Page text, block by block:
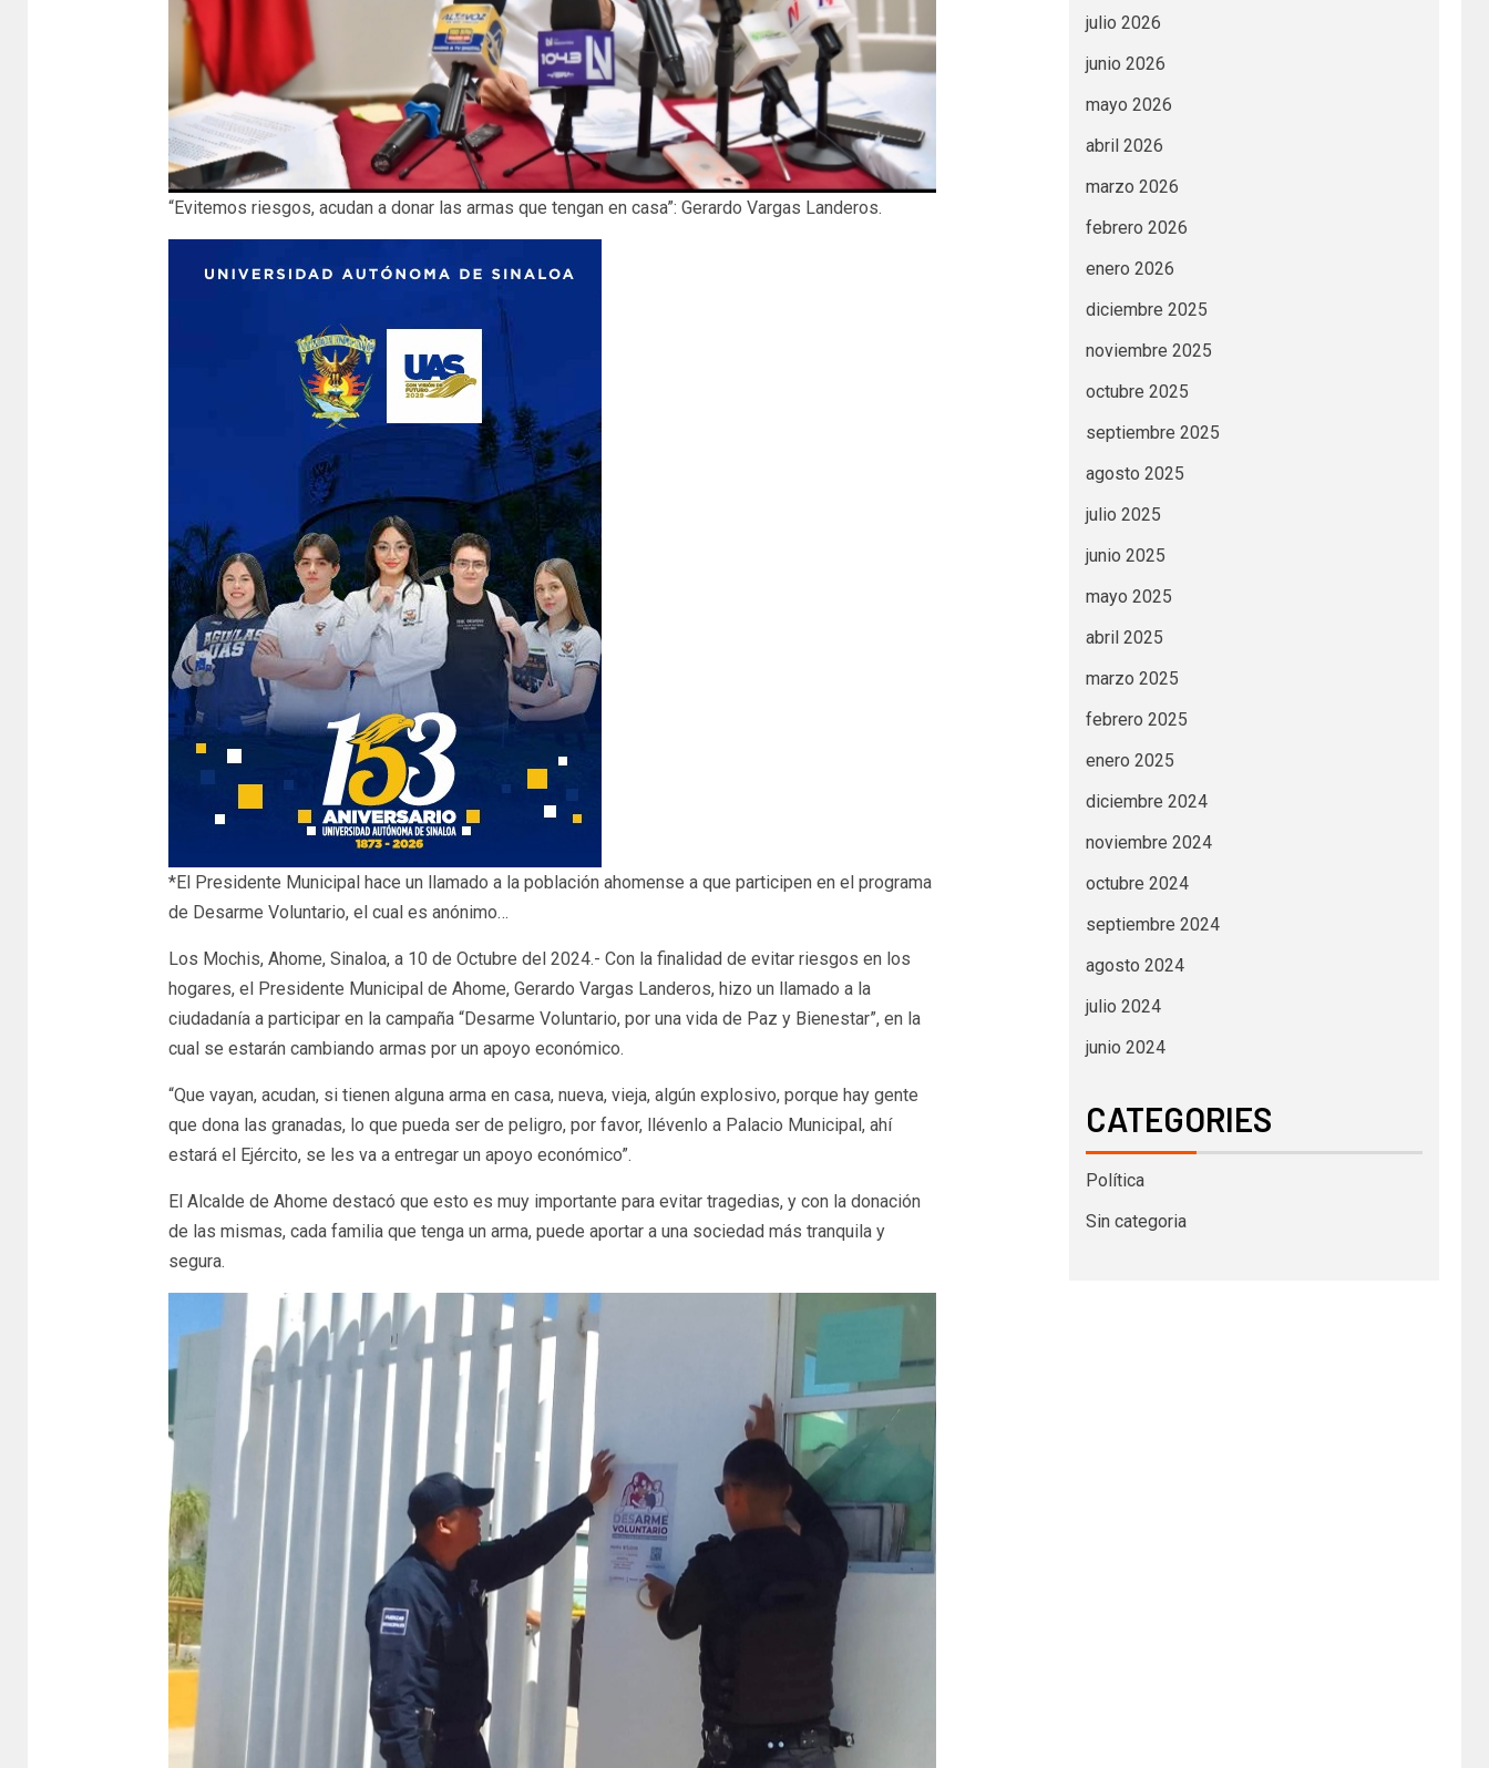
“Evitemos riesgos, acudan a donar las armas que tengan en casa”: Gerardo Vargas Landeros.
*El Presidente Municipal hace un llamado a la población ahomense a que participen en el programa
de Desarme Voluntario, el cual es anónimo…
Los Mochis, Ahome, Sinaloa, a 10 de Octubre del 2024.- Con la finalidad de evitar riesgos en los
hogares, el Presidente Municipal de Ahome, Gerardo Vargas Landeros, hizo un llamado a la
ciudadanía a participar en la campaña “Desarme Voluntario, por una vida de Paz y Bienestar”, en la
cual se estarán cambiando armas por un apoyo económico.
“Que vayan, acudan, si tienen alguna arma en casa, nueva, vieja, algún explosivo, porque hay gente
que dona las granadas, lo que pueda ser de peligro, por favor, llévenlo a Palacio Municipal, ahí
estará el Ejército, se les va a entregar un apoyo económico”.
El Alcalde de Ahome destacó que esto es muy importante para evitar tragedias, y con la donación
de las mismas, cada familia que tenga un arma, puede aportar a una sociedad más tranquila y
segura.
julio 2026
junio 2026
mayo 2026
abril 2026
marzo 2026
febrero 2026
enero 2026
diciembre 2025
noviembre 2025
octubre 2025
septiembre 2025
agosto 2025
julio 2025
junio 2025
mayo 2025
abril 2025
marzo 2025
febrero 2025
enero 2025
diciembre 2024
noviembre 2024
octubre 2024
septiembre 2024
agosto 2024
julio 2024
junio 2024
CATEGORIES
Política
Sin categoria